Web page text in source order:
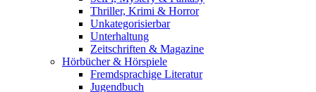
Thriller, Krimi & Horror
Unkategorisierbar
Unterhaltung
Zeitschriften & Magazine
Hörbücher & Hörspiele
Fremdsprachige Literatur
Jugendbuch